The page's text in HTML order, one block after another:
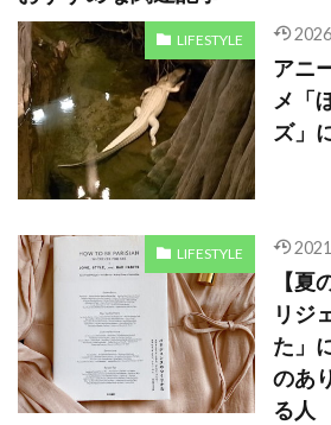
LIFESTYLE
アニ
メ「
ズ」
LIFESTYLE
【
リジ
た」
のあ
る人